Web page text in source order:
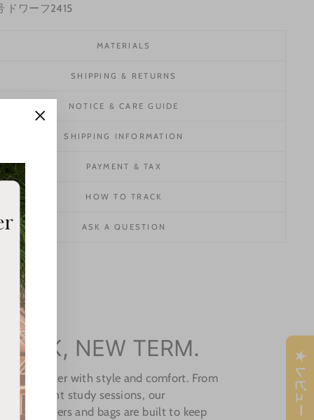
ドワーフ2415
MATERIALS
SHIPPING & RETURNS
NOTICE & CARE GUIDE
SHIPPING INFORMATION
PAYMENT & TAX
HOW TO TRACK
ASK A QUESTION
NEW TERM.
semester with style and comfort. From
late-night study sessions, our
sneakers and bags are built to keep
(esc)"
★ レビュー